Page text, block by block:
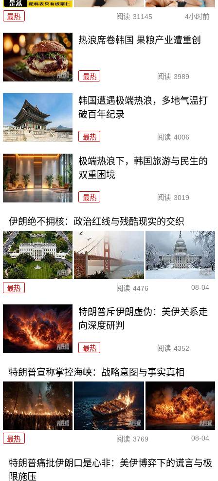
最热 阅读 31145 4小时前
热浪席卷韩国 果粮产业遭重创
最热 阅读 3989
韩国遭遇极端热浪，多地气温打
破百年纪录
最热 阅读 4006
极端热浪下，韩国旅游与民生的
双重困境
最热 阅读 3019
伊朗绝不拥核：政治红线与残酷现实的交织
最热 阅读 4476 08-04
特朗普斥伊朗虚伪：美伊关系走
向深度研判
最热 阅读 4352
特朗普宣称掌控海峡：战略意图与事实真相
最热 阅读 3769 08-04
特朗普痛批伊朗口是心非：美伊博弈下的谎言与极
限施压